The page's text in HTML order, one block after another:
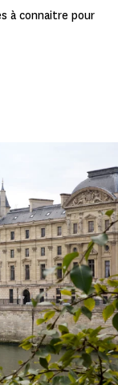
à connaitre pour